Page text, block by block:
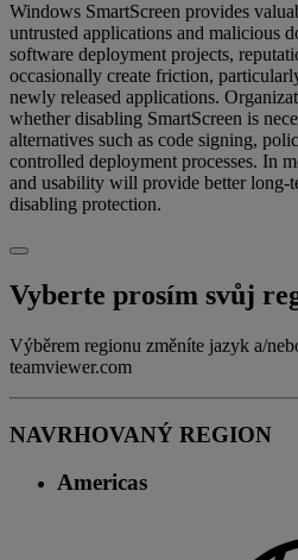
Windows SmartScreen provides
untrusted applications and malicious
software deployment projects,
occasionally create friction,
newly released applications.
whether disabling SmartScreen is
alternatives such as code signing,
controlled deployment processes. In
and usability will provide better long-
disabling protection.
Vyberte prosím svůj
Výběrem regionu změníte jazyk a/
teamviewer.com
NAVRHOVANÝ REGION
Americas